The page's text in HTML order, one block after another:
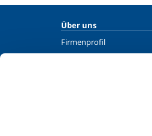
Über uns
Firmenprofil